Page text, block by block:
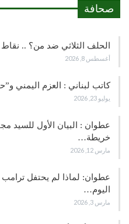
صحافة
الحلف الثلاثي ضد من؟ ..
أغسطس 8, 2026
كاتب لبناني : العزم اليمني
يوليو 23, 2026
عطوان : البيان الأول للسيد
خريطة…
مارس 12, 2026
عطوان: لماذا لم يحتفل ترامب
اليوم…
مارس 3, 2026